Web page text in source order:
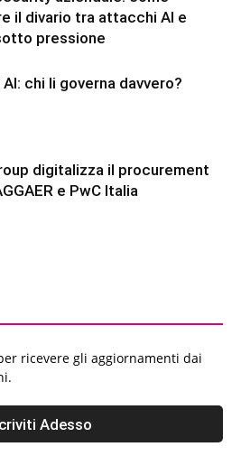
il divario tra attacchi AI e
pressione
chi li governa davvero?
digitalizza il procurement
e PwC Italia
ricevere gli aggiornamenti dai